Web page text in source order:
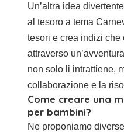
Un’altra idea
al tesoro a tema
tesori e crea indizi
attraverso
non solo li intrattiene,
collaborazione e la
Come creare una
per bambini?
Ne proponiamo